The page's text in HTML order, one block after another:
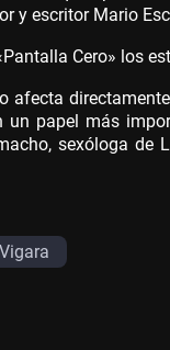
y escritor Mario
Cero» los
afecta
un papel más
sexóloga de